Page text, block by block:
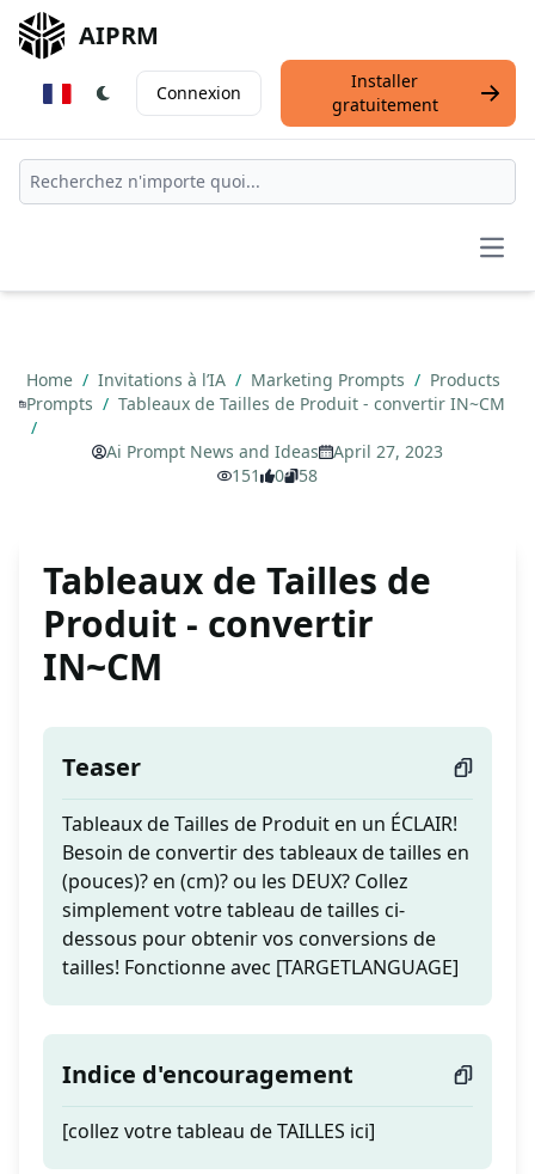
AIPRM
Connexion
Installer
gratuitement
Home / Invitations à l’IA / Marketing Prompts / Products
Prompts / Tableaux de Tailles de Produit - convertir IN~CM
/
Ai Prompt News and Ideas
April 27, 2023
151
0 58
Tableaux de Tailles de
Produit - convertir
IN~CM
Teaser
Tableaux de Tailles de Produit en un ÉCLAIR!
Besoin de convertir des tableaux de tailles en
(pouces)? en (cm)? ou les DEUX? Collez
simplement votre tableau de tailles ci-
dessous pour obtenir vos conversions de
tailles! Fonctionne avec [TARGETLANGUAGE]
Indice d'encouragement
[collez votre tableau de TAILLES ici]